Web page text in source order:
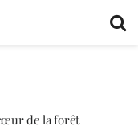
de la forêt